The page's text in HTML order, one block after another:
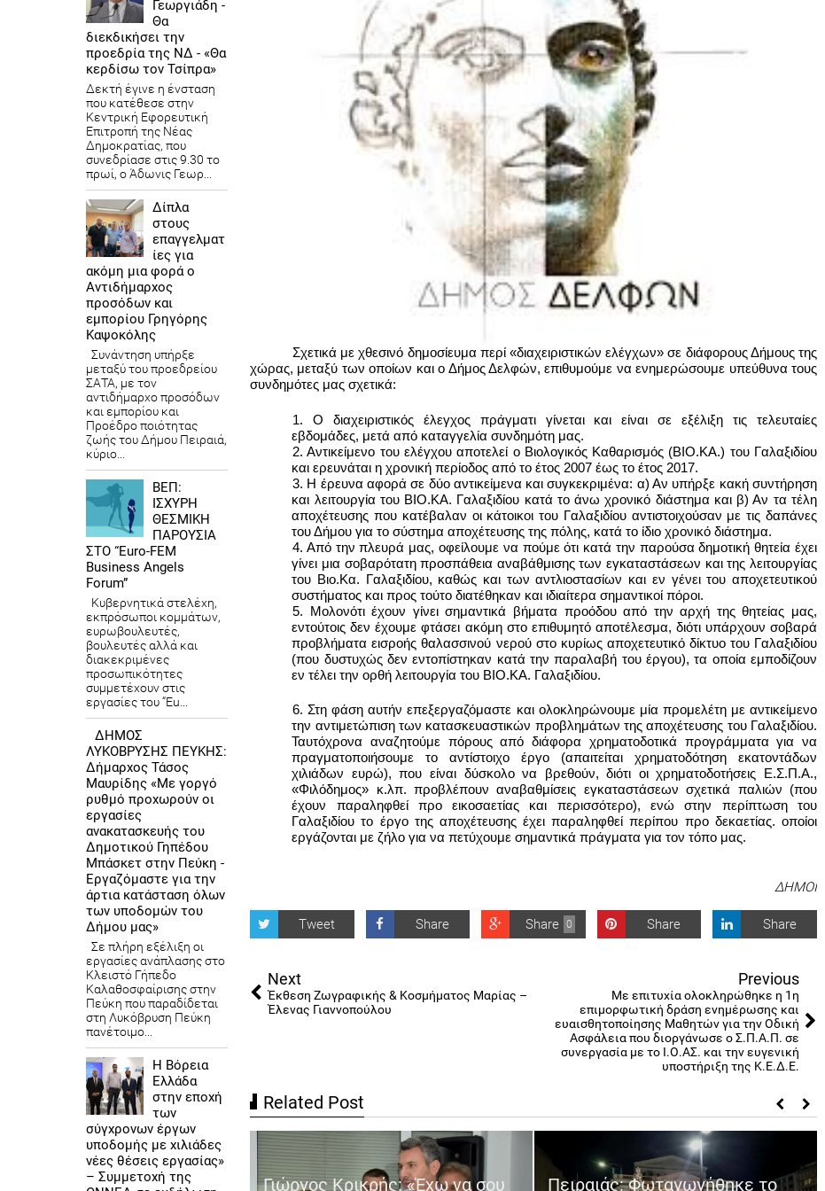
Σχετικά με χθεσινό δημοσίευμα περί «διαχειριστικών ελέγχων» σε διάφορους Δήμους της
χώρας, μεταξύ των οποίων και ο Δήμος Δελφών, επιθυμούμε να ενημερώσουμε υπεύθυνα τους
συνδημότες μας σχετικά:
1.
Ο διαχειριστικός έλεγχος πράγματι γίνεται και είναι σε εξέλιξη τις τελευταίες
εβδομάδες, μετά από καταγγελία συνδημότη μας.
2. Αντικείμενο του ελέγχου αποτελεί ο Βιολογικός Καθαρισμός (ΒΙΟ.ΚΑ.) του Γαλαξιδίου
και ερευνάται η χρονική περίοδος από το έτος 2007 έως το έτος 2017.
3. Η έρευνα αφορά σε δύο αντικείμενα και συγκεκριμένα: α) Αν υπήρξε κακή συντήρηση
και λειτουργία του ΒΙΟ.ΚΑ. Γαλαξιδίου κατά το άνω χρονικό διάστημα και β) Αν τα τέλη
αποχέτευσης που κατέβαλαν οι κάτοικοι του Γαλαξιδίου αντιστοιχούσαν με τις δαπάνες
του Δήμου για το σύστημα αποχέτευσης της πόλης, κατά το ίδιο χρονικό διάστημα.
4. Από την πλευρά μας, οφείλουμε να πούμε ότι κατά την παρούσα δημοτική θητεία έχει
γίνει μια σοβαρότατη προσπάθεια αναβάθμισης των εγκαταστάσεων και της λειτουργίας
του Βιο.Κα. Γαλαξιδίου, καθώς και των αντλιοστασίων και εν γένει του αποχετευτικού
συστήματος και προς τούτο διατέθηκαν και ιδιαίτερα σημαντικοί πόροι.
5. Μολονότι έχουν γίνει σημαντικά βήματα προόδου από την αρχή της θητείας μας,
εντούτοις δεν έχουμε φτάσει ακόμη στο επιθυμητό αποτέλεσμα, διότι υπάρχουν σοβαρά
προβλήματα εισροής θαλασσινού νερού στο κυρίως αποχετευτικό δίκτυο του Γαλαξιδίου
(που δυστυχώς δεν εντοπίστηκαν κατά την παραλαβή του έργου), τα οποία εμποδίζουν
εν τέλει την ορθή λειτουργία του ΒΙΟ.ΚΑ. Γαλαξιδίου.
6. Στη φάση αυτήν επεξεργαζόμαστε και ολοκληρώνουμε μία προμελέτη με αντικείμενο
την αντιμετώπιση των κατασκευαστικών προβλημάτων της αποχέτευσης του Γαλαξιδίου.
Ταυτόχρονα αναζητούμε πόρους από διάφορα χρηματοδοτικά προγράμματα για να
πραγματοποιήσουμε το αντίστοιχο έργο (απαιτείται χρηματοδότηση εκατοντάδων
χιλιάδων ευρώ), που είναι δύσκολο να βρεθούν, διότι οι χρηματοδοτήσεις Ε.Σ.Π.Α.,
«Φιλόδημος» κ.λπ. προβλέπουν αναβαθμίσεις εγκαταστάσεων σχετικά παλιών (που
έχουν παραληφθεί προ εικοσαετίας και περισσότερο), ενώ στην περίπτωση του
Γαλαξιδίου το έργο της αποχέτευσης έχει παραληφθεί περίπου προ δεκαετίας. οποίοι
εργάζονται με ζήλο για να πετύχουμε σημαντικά πράγματα για τον τόπο μας.
ΔΗΜΟΙ
Tweet Share 0
Share Share Share
Next
Έκθεση Ζωγραφικής & Κοσμήματος Μαρίας –
Έλενας Γιαννοπούλου
Previous
Με επιτυχία ολοκληρώθηκε η 1η
επιμορφωτική δράση ενημέρωσης και
ευαισθητοποίησης Μαθητών για την Οδική
Ασφάλεια που διοργάνωσε ο Σ.Π.Α.Π. σε
συνεργασία με το Ι.Ο.ΑΣ. και την ευγενική
υποστήριξη της Κ.Ε.Δ.Ε.
Related Post
Συναυλία
Γιώργος Κρικρής: «Έχω να σου
Πειραιάς: Φωταγωγήθηκε το
Γεωργιάδη -
Θα
διεκδικήσει την
προεδρία της ΝΔ - «Θα
κερδίσω τον Τσίπρα»
Δεκτή έγινε η ένσταση
που κατέθεσε στην
Κεντρική Εφορευτική
Επιτροπή της Νέας
Δημοκρατίας, που
συνεδρίασε στις 9.30 το
πρωί, ο Άδωνις Γεωρ...
Δίπλα
στους
επαγγελματ
ίες για
ακόμη μια φορά ο
Αντιδήμαρχος
προσόδων και
εμπορίου Γρηγόρης
Καψοκόλης
Συνάντηση υπήρξε
μεταξύ του προεδρείου
ΣΑΤΑ, με τον
αντιδήμαρχο προσόδων
και εμπορίου και
Προέδρο ποιότητας
ζωής του Δήμου Πειραιά,
κύριο...
ΒΕΠ:
ΙΣΧΥΡΗ
ΘΕΣΜΙΚΗ
ΠΑΡΟΥΣΙΑ
ΣΤΟ “Euro-FEM
Business Angels
Forum”
Κυβερνητικά στελέχη,
εκπρόσωποι κομμάτων,
ευρωβουλευτές,
βουλευτές αλλά και
διακεκριμένες
προσωπικότητες
συμμετέχουν στις
εργασίες του “Eu...
ΔΗΜΟΣ
ΛΥΚΟΒΡΥΣΗΣ ΠΕΥΚΗΣ:
Δήμαρχος Τάσος
Μαυρίδης «Με γοργό
ρυθμό προχωρούν οι
εργασίες
ανακατασκευής του
Δημοτικού Γηπέδου
Μπάσκετ στην Πεύκη -
Εργαζόμαστε για την
άρτια κατάσταση όλων
των υποδομών του
Δήμου μας»
Σε πλήρη εξέλιξη οι
εργασίες ανάπλασης στο
Κλειστό Γήπεδο
Καλαθοσφαίρισης στην
Πεύκη που παραδίδεται
στη Λυκόβρυση Πεύκη
πανέτοιμο...
Η Βόρεια
Ελλάδα
στην εποχή
των
σύγχρονων έργων
υποδομής με χιλιάδες
νέες θέσεις εργασίας»
– Συμμετοχή της